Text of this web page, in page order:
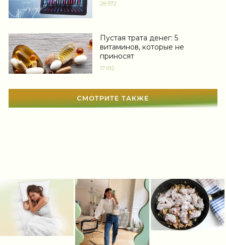
Сонник
Увлечения
28 972
Пустая трата денег: 5
витаминов, которые не
приносят
17 912
СМОТРИТЕ ТАКЖЕ